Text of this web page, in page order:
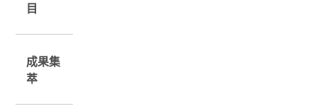
目
成果集
萃